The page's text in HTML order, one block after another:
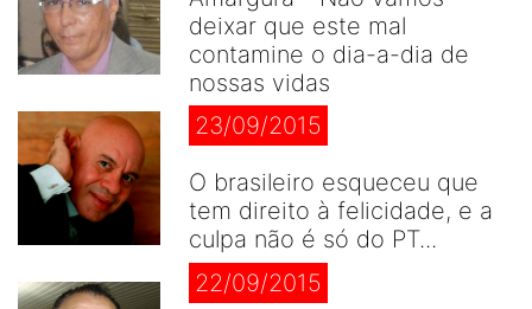
deixar que este mal
contamine o dia-a-dia de
nossas vidas
23/09/2015
O brasileiro esqueceu que
tem direito à felicidade, e a
culpa não é só do PT...
22/09/2015